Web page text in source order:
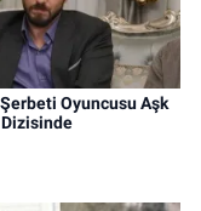
Şerbeti Oyuncusu Aşk